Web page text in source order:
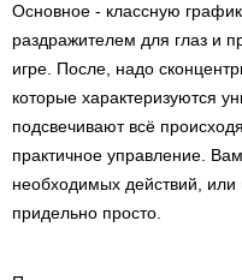
Основное - классную
раздражителем для глаз и
игре. После, надо
которые характеризуются
подсвечивают всё
практичное управление.
необходимых действий, или
придельно просто.